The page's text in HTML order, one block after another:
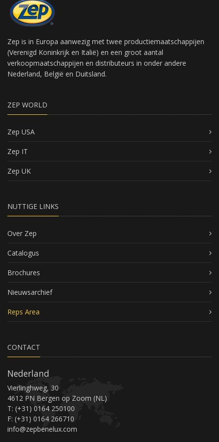
Zep is in Europa aanwezig met twee productiemaatschappijen
(Verenigd Koninkrijk en Italië) en een groot aantal
verkoopmaatschappijen en distributeurs in onder andere
Nederland, België en Duitsland.
ZEP WORLD
Zep USA
Zep IT
Zep UK
NUTTIGE LINKS
Over Zep
Catalogus
Brochures
Nieuwsarchief
Reps Area
CONTACT
Nederland
Vierlinghweg, 30
4612 PN Bergen op Zoom (NL)
T: (+31) 0164 250100
F: (+31) 0164 266710
info@zepbenelux.com